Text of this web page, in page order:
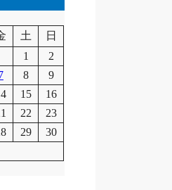
土
日
1
2
8
9
15
16
22
23
29 30